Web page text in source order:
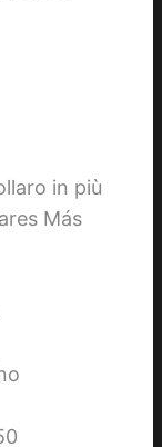
in più
Más